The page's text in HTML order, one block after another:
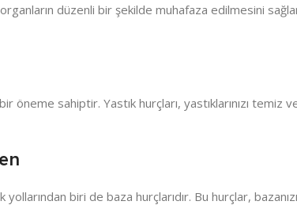
düzenli bir şekilde muhafaza edilmesini
öneme sahiptir. Yastık hurçları, yastıklarınızı
biri de baza hurçlarıdır. Bu hurçlar,